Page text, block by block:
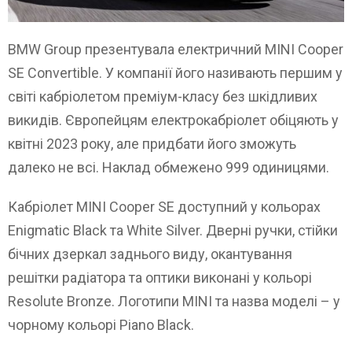
BMW Group презентувала електричний MINI Cooper
SE Convertible. У компанії його називають першим у
світі кабріолетом преміум-класу без шкідливих
викидів. Європейцям електрокабріолет обіцяють у
квітні 2023 року, але придбати його зможуть
далеко не всі. Наклад обмежено 999 одиницями.
Кабріолет MINI Cooper SE доступний у кольорах
Enigmatic Black та White Silver. Дверні ручки, стійки
бічних дзеркал заднього виду, окантування
решітки радіатора та оптики виконані у кольорі
Resolute Bronze. Логотипи MINI та назва моделі – у
чорному кольорі Piano Black.